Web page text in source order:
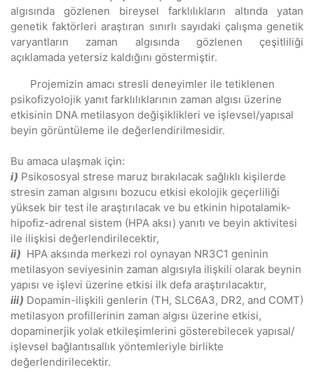
algısında gözlenen bireysel farklılıkların altında yatan
genetik faktörleri araştıran sınırlı sayıdaki çalışma genetik
varyantların zaman algısında gözlenen çeşitliliği
açıklamada yetersiz kaldığını göstermiştir.
Projemizin amacı stresli deneyimler ile tetiklenen
psikofizyolojik yanıt farklılıklarının zaman algısı üzerine
etkisinin DNA metilasyon değişiklikleri ve işlevsel/yapısal
beyin görüntüleme ile değerlendirilmesidir.
Bu amaca ulaşmak için:
i) Psikososyal strese maruz bırakılacak sağlıklı kişilerde
stresin zaman algısını bozucu etkisi ekolojik geçerliliği
yüksek bir test ile araştırılacak ve bu etkinin hipotalamik-
hipofiz-adrenal sistem (HPA aksı) yanıtı ve beyin aktivitesi
ile ilişkisi değerlendirilecektir,
ii) HPA aksında merkezi rol oynayan NR3C1 geninin
metilasyon seviyesinin zaman algısıyla ilişkili olarak beynin
yapısı ve işlevi üzerine etkisi ilk defa araştırılacaktır,
iii) Dopamin-ilişkili genlerin (TH, SLC6A3, DR2, and COMT)
metilasyon profillerinin zaman algısı üzerine etkisi,
dopaminerjik yolak etkileşimlerini gösterebilecek yapısal/
işlevsel bağlantısallık yöntemleriyle birlikte
değerlendirilecektir.